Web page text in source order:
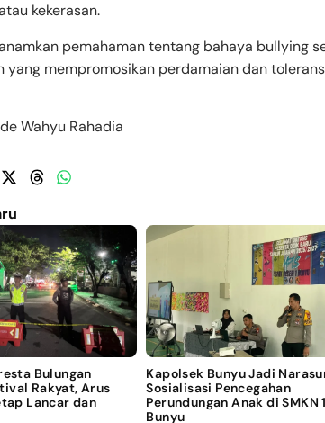
kekerasan.
pemahaman tentang bahaya bullying
yang mempromosikan perdamaian dan
Wahyu Rahadia
Bulungan
Rakyat, Arus
Lancar dan
Kapolsek Bunyu Jadi
Sosialisasi Pencegahan
Perundungan Anak di SMKN 1
Bunyu